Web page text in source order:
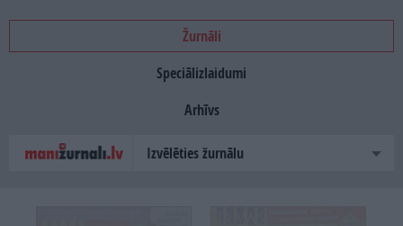
NOTIKUMI
IZDEVUMI
LASI PAR BRĪVU
REKLĀMA
Žurnāli
Speciālizlaidumi
Arhīvs
Izvēlēties žurnālu